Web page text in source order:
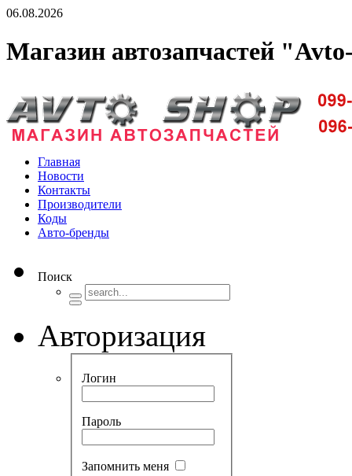
06.08.2026
Магазин автозапчастей
Доставка запчастей по Киеву и
Главная
Новости
Контакты
Производители
Коды
Авто-бренды
Поиск
Авторизация
Логин
Пароль
Запомнить меня